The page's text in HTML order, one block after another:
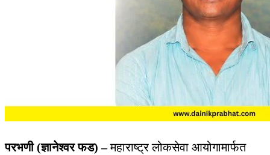
परभणी (ज्ञानेश्वर फड) –महाराष्ट्र लोकसेवा आयोगामार्फत